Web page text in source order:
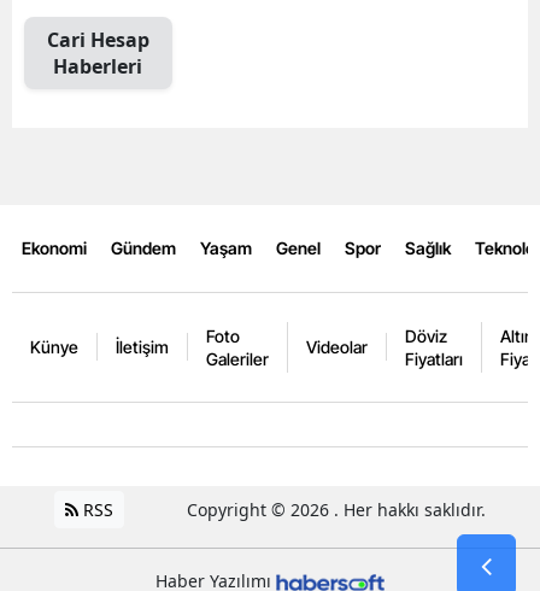
Cari Hesap
Haberleri
Ekonomi Gündem Yaşam Genel Spor Sağlık
Künye İletişim
Foto
Galeriler
Videolar
Döviz
Fiyatları
Altın
RSS Copyright © 2026 . Her hakkı saklıdır.
Haber Yazılımı